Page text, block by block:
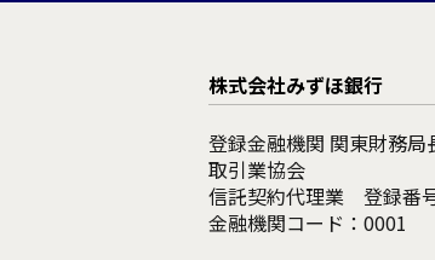
株式会社みずほ銀行
登録金融機関 関東財務
取引業協会
信託契約代理業 登録番
金融機関コード：0001